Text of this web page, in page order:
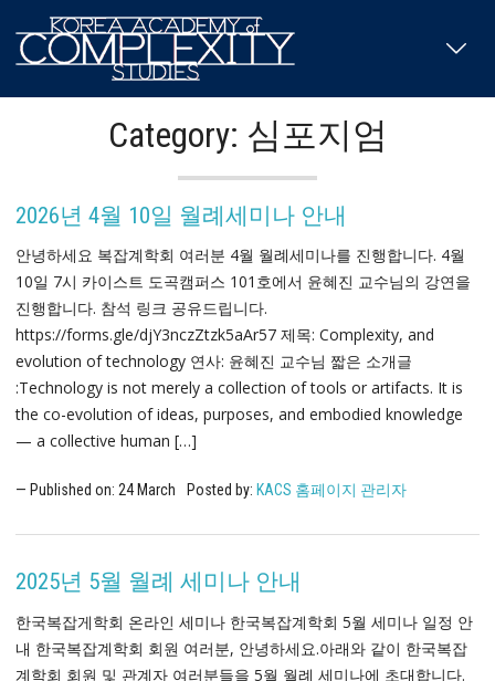
Category: 심포지엄
2026년 4월 10일 월례세미나 안내
안녕하세요 복잡계학회 여러분 4월 월례세미나를 진행합니다. 4월
10일 7시 카이스트 도곡캠퍼스 101호에서 윤혜진 교수님의 강연을
진행합니다. 참석 링크 공유드립니다.
https://forms.gle/djY3nczZtzk5aAr57 제목: Complexity, and
evolution of technology 연사: 윤혜진 교수님 짧은 소개글
:Technology is not merely a collection of tools or artifacts. It is
the co-evolution of ideas, purposes, and embodied knowledge
— a collective human […]
Published on: 24 March Posted by: KACS 홈페이지 관리자
2025년 5월 월례 세미나 안내
한국복잡게학회 온라인 세미나 한국복잡계학회 5월 세미나 일정 안
내 한국복잡계학회 회원 여러분, 안녕하세요.아래와 같이 한국복잡
계학회 회원 및 관계자 여러분들을 5월 월례 세미나에 초대합니다.